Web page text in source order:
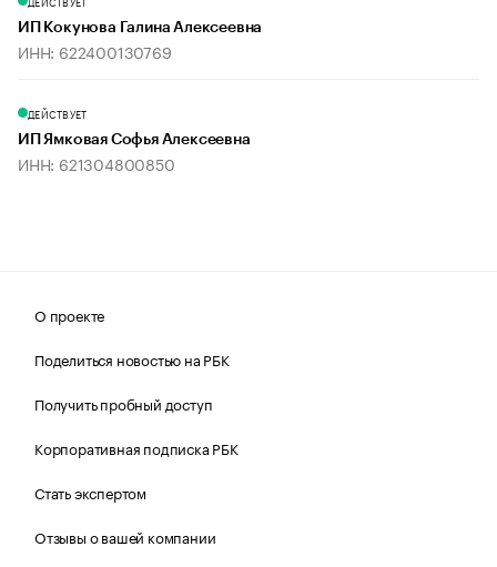
ИП Кокунова Галина Алексеевна
ИНН: 622400130769
ДЕЙСТВУЕТ
ИП Ямковая Софья Алексеевна
ИНН: 621304800850
О проекте
Поделиться новостью на РБК
Получить пробный доступ
Корпоративная подписка РБК
Стать экспертом
Отзывы о вашей компании